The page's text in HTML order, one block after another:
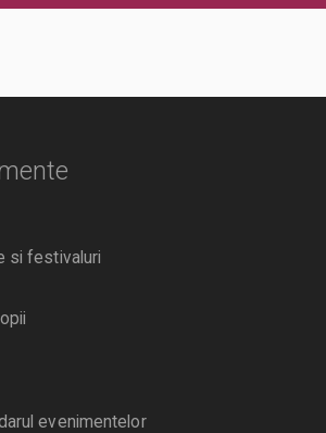
si festivaluri
evenimentelor